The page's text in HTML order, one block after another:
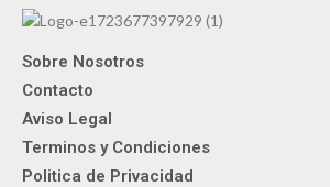
Sobre Nosotros
Contacto
Aviso Legal
Terminos y Condiciones
Politica de Privacidad